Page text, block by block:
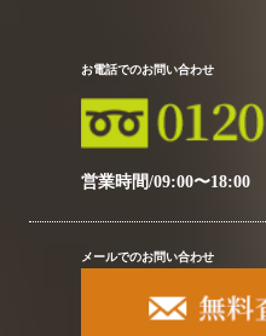
お電話でのお問い合わせ
営業時間/09:00〜18:00
メールでのお問い合わせ